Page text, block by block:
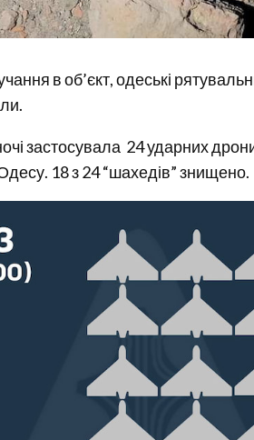
в об’єкт, одеські
застосувала 24 ударних
18 з 24 “шахедів” знищено.